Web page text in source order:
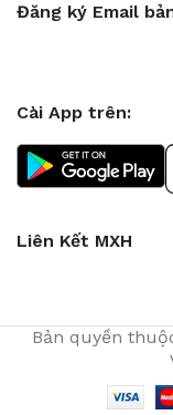
Đăng ký Email
Cài App trên:
Liên Kết MXH
Bản quyền